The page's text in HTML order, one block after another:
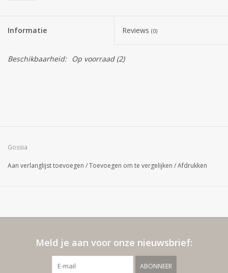
Informatie Reviews (0)
Beschikbaarheid: Op voorraad(2)
Gossia
Aan verlanglijst toevoegen /Toevoegen om te vergelijken /Afdrukken
Meld je aan voor onze nieuwsbrief:
ABONNEER